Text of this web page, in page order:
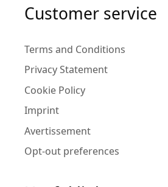
Customer service
Terms and Conditions
Privacy Statement
Cookie Policy
Imprint
Avertissement
Opt-out preferences